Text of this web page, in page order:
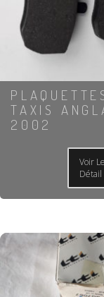
TAXIS
2002
Voir Le
Détail